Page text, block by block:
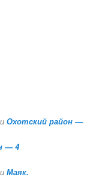
Охотский район —
— 4
Маяк.